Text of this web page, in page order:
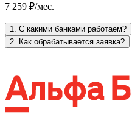
7 259 ₽/мес.
1. С какими банками работаем?
2. Как обрабатывается заявка?